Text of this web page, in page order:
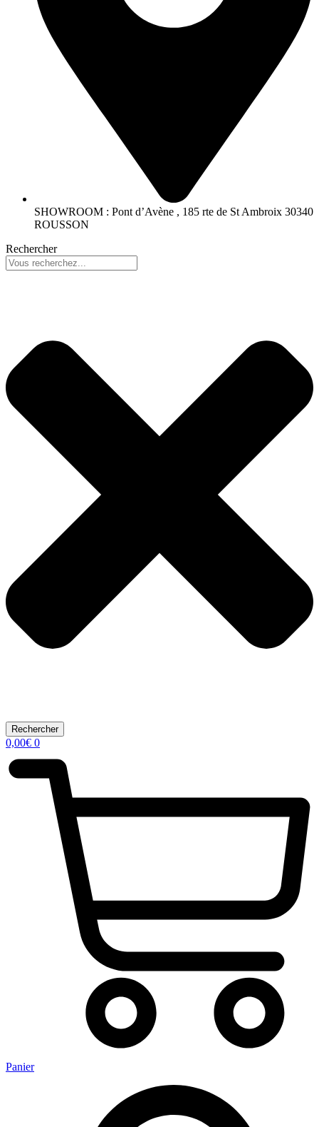
SHOWROOM : Pont d’Avène , 185 rte de St Ambroix 30340
ROUSSON
Rechercher
Rechercher
0,00€ 0
Panier